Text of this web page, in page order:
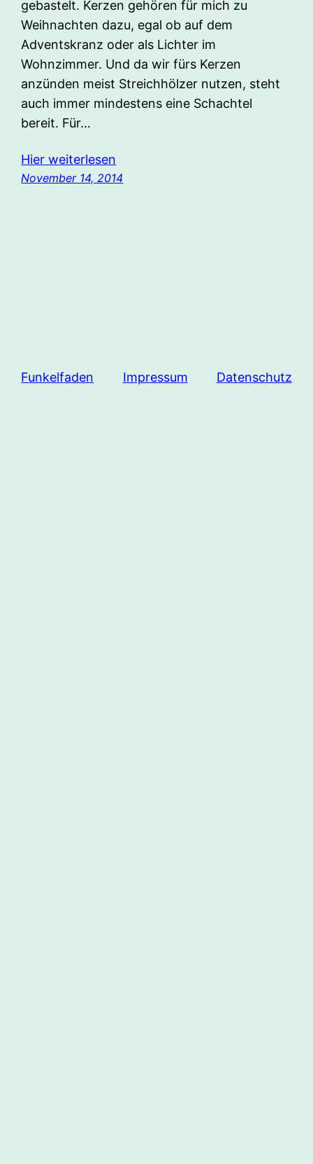
gebastelt. Kerzen gehören für mich zu
Weihnachten dazu, egal ob auf dem
Adventskranz oder als Lichter im
Wohnzimmer. Und da wir fürs Kerzen
anzünden meist Streichhölzer nutzen, steht
auch immer mindestens eine Schachtel
bereit. Für…
Hier weiterlesen
November 14, 2014
Funkelfaden Impressum Datenschutz